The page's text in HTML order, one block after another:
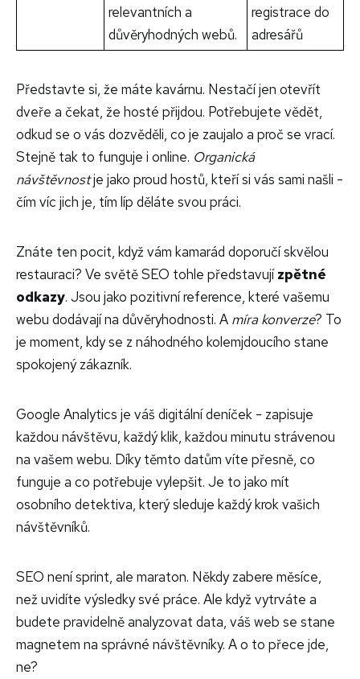
relevantních a
důvěryhodných webů.
registrace do
adresářů
Představte si, že máte kavárnu. Nestačí jen otevřít
dveře a čekat, že hosté přijdou. Potřebujete vědět,
odkud se o vás dozvěděli, co je zaujalo a proč se vrací.
Stejně tak to funguje i online. Organická
návštěvnostje jako proud hostů, kteří si vás sami našli -
čím víc jich je, tím líp děláte svou práci.
Znáte ten pocit, když vám kamarád doporučí skvělou
restauraci? Ve světě SEO tohle představujízpětné
odkazy. Jsou jako pozitivní reference, které vašemu
webu dodávají na důvěryhodnosti. A míra konverze? To
je moment, kdy se z náhodného kolemjdoucího stane
spokojený zákazník.
Google Analytics je váš digitální deníček - zapisuje
každou návštěvu, každý klik, každou minutu strávenou
na vašem webu. Díky těmto datům víte přesně, co
funguje a co potřebuje vylepšit. Je to jako mít
osobního detektiva, který sleduje každý krok vašich
návštěvníků.
SEO není sprint, ale maraton. Někdy zabere měsíce,
než uvidíte výsledky své práce. Ale když vytrváte a
budete pravidelně analyzovat data, váš web se stane
magnetem na správné návštěvníky. A o to přece jde,
ne?